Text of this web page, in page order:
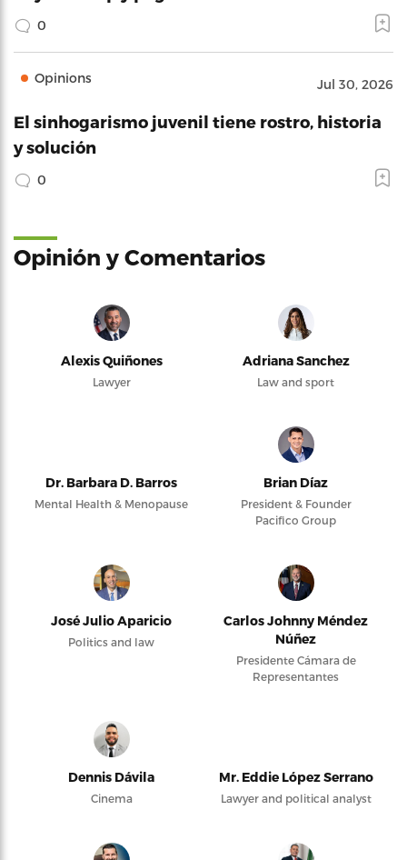
0
Opinions Jul 30, 2026
El sinhogarismo juvenil tiene rostro, historia
y solución
0
Opinión y Comentarios
Alexis Quiñones
Lawyer
Adriana Sanchez
Law and sport
Dr. Barbara D. Barros
Mental Health & Menopause
Brian Díaz
President & Founder
Pacifico Group
José Julio Aparicio
Politics and law
Carlos Johnny Méndez
Núñez
Presidente Cámara de
Representantes
Dennis Dávila
Cinema
Mr. Eddie López Serrano
Lawyer and political analyst